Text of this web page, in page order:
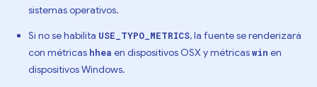
sistemas operativos.
Si no se habilita USE_TYPO_METRICS, la fuente se renderizará
con métricas hhea en dispositivos OSX y métricaswin en
dispositivos Windows.